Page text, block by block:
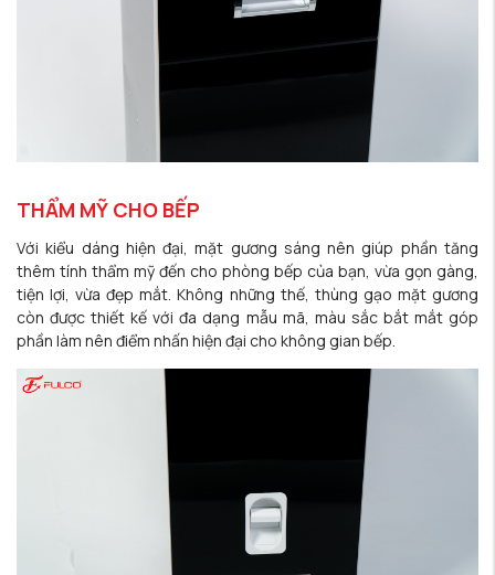
THẨM MỸ CHO BẾP
Với kiểu dáng hiện đại, mặt gương sáng nên giúp phần tăng
thêm tính thẩm mỹ đến cho phòng bếp của bạn, vừa gọn gàng,
tiện lợi, vừa đẹp mắt. Không những thế, thùng gạo mặt gương
còn được thiết kế với đa dạng mẫu mã, màu sắc bắt mắt góp
phần làm nên điểm nhấn hiện đại cho không gian bếp.